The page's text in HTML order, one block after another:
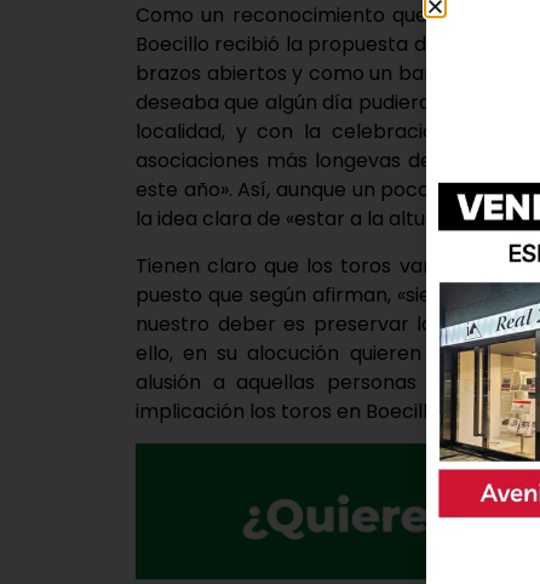
Como un reconocimiento que
Boecillo recibió la propuesta de ser los
brazos abiertos y como un baño de
deseaba que algún día pudieran tener el
localidad, y con la celebración de su
asociaciones más longevas del
este año». Así, aunque un poco
la idea clara de «estar a la altura de la
Tienen claro que los toros van a ser el
puesto que según afirman, «siempre han
nuestro deber es preservar la tradición
ello, en su alocución quieren poner en
alusión a aquellas personas que
implicación los toros en Boecillos siempre